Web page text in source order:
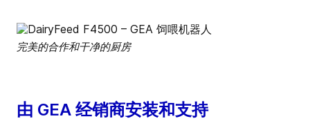
完美的合作和干净的厨房
由 GEA 经销商安装和支持